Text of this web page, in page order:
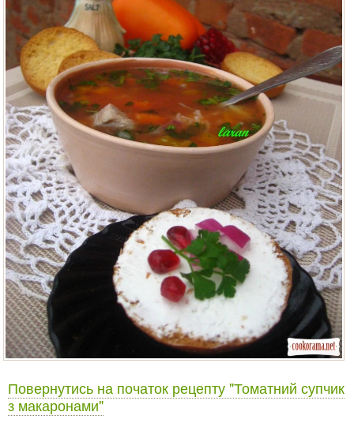
Повернутись на початок рецепту "Томатний супчик
з макаронами"